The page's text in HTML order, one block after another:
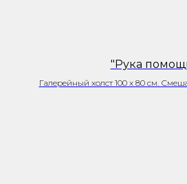
"Рука
Галерейный холст 100 х 80 см.